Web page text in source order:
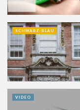
SCHWARZ-BLAU
VIDEO